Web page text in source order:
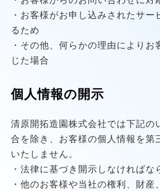
・お客様がお申し込みされたサー
るため
・その他、何らかの理由によりお
じた場合
個人情報の開示
清原開拓造園株式会社では下記の
合を除き、お客様の個人情報を第
いたしません。
・法律に基づき開示しなければな
・他のお客様や当社の権利、財産